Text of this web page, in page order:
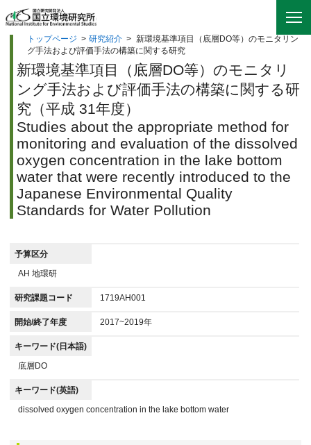
トップページ > 研究紹介 > 新環境基準項目（底層DO等）のモニタリン
グ手法および評価手法の構築に関する研究
新環境基準項目（底層DO等）のモニタリ
ング手法および評価手法の構築に関する研
究（平成 31年度）
Studies about the appropriate method for
monitoring and evaluation of the dissolved
oxygen concentration in the lake bottom
water that were recently introduced to the
Japanese Environmental Quality
Standards for Water Pollution
予算区分
AH 地環研
研究課題コード 1719AH001
開始/終了年度 2017~2019年
キーワード(日本語)
底層DO
キーワード(英語)
dissolved oxygen concentration in the lake bottom water